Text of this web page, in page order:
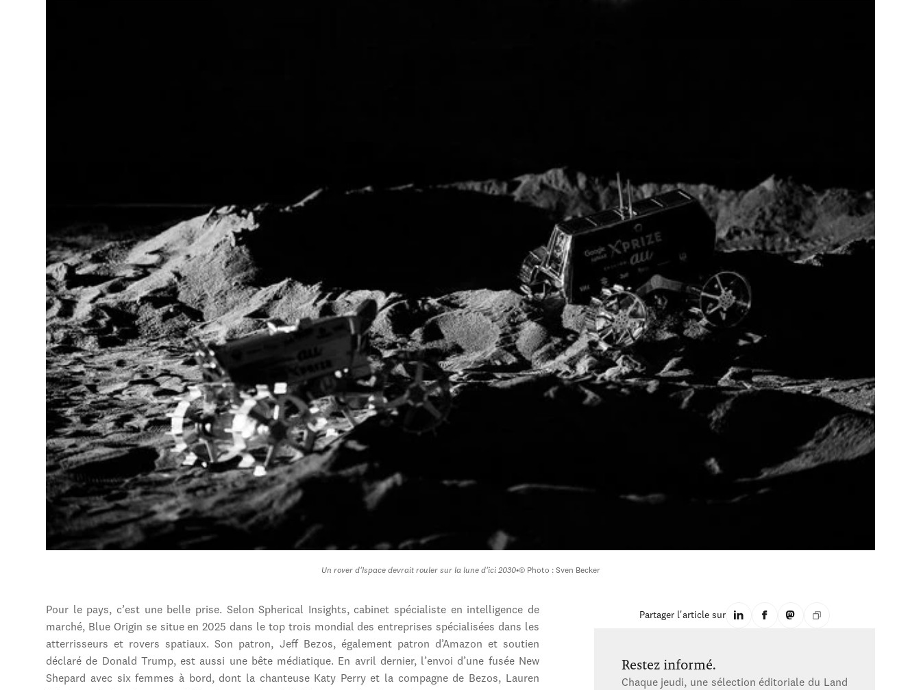
Un rover d’Ispace devrait rouler sur la lune d’ici 2030•© Photo : Sven Becker
Pour le pays, c’est une belle prise. Selon Spherical Insights, cabinet spécialiste en intelligence de
marché, Blue Origin se situe en 2025 dans le top trois mondial des entreprises spécialisées dans les
atterrisseurs et rovers spatiaux. Son patron, Jeff Bezos, également patron d’Amazon et soutien
déclaré de Donald Trump, est aussi une bête médiatique. En avril dernier, l’envoi d’une fusée New
Shepard avec six femmes à bord, dont la chanteuse Katy Perry et la compagne de Bezos, Lauren
Partager l'article sur
Restez informé.
Chaque jeudi, une sélection éditoriale du Land